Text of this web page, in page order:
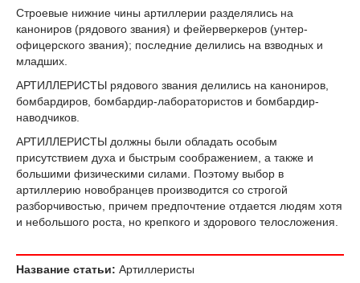
Строевые нижние чины артиллерии разделялись на
канониров (рядового звания) и фейерверкеров (унтер-
офицерского звания); последние делились на взводных и
младших.
АРТИЛЛЕРИСТЫ рядового звания делились на канониров,
бомбардиров, бомбардир-лаборатористов и бомбардир-
наводчиков.
АРТИЛЛЕРИСТЫ должны были обладать особым
присутствием духа и быстрым соображением, а также и
большими физическими силами. Поэтому выбор в
артиллерию новобранцев производится со строгой
разборчивостью, причем предпочтение отдается людям хотя
и небольшого роста, но крепкого и здорового телосложения.
Название статьи: Артиллеристы